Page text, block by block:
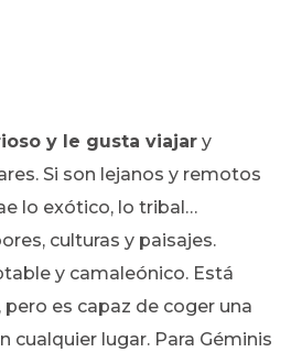
y le gusta viajar y
Si son lejanos y remotos
lo exótico, lo tribal…
culturas y paisajes.
y camaleónico. Está
, pero es capaz de coger una
cualquier lugar. Para Géminis